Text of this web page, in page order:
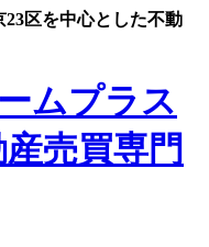
区を中心とした不動